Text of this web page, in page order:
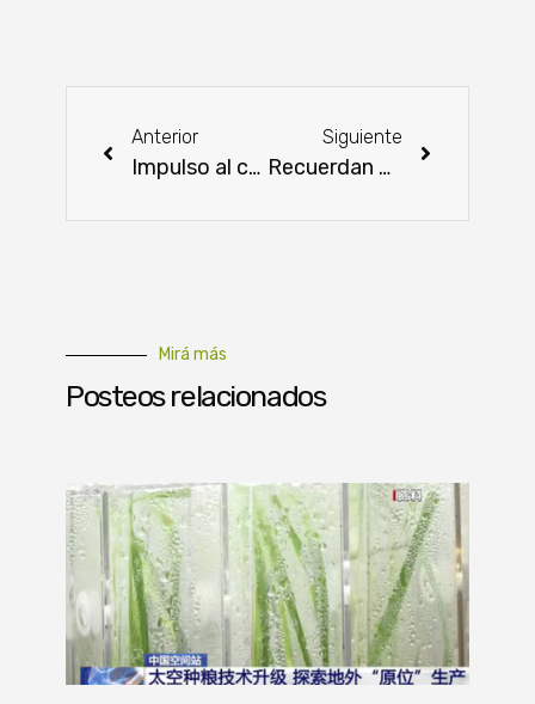
Anterior
Impulso al campo: Entrega de equipo agrícola en San Pedro por parte del MAG
Siguiente
Recuerdan disponibilidad de becas para posgrados en Canadá, España y EEUU
Mirá más
Posteos relacionados